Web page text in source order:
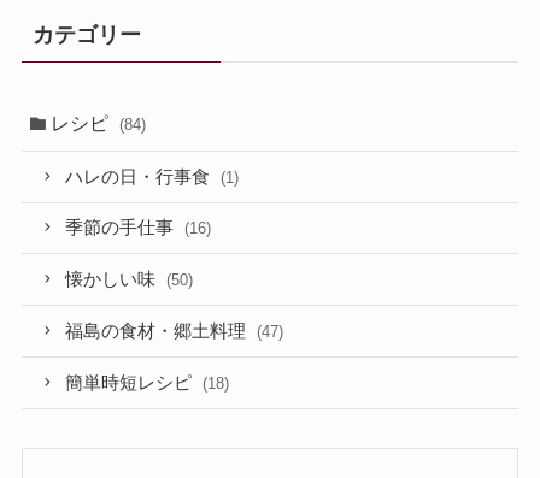
カテゴリー
レシピ (84)
ハレの日・行事食 (1)
季節の手仕事 (16)
懐かしい味 (50)
福島の食材・郷土料理 (47)
簡単時短レシピ (18)